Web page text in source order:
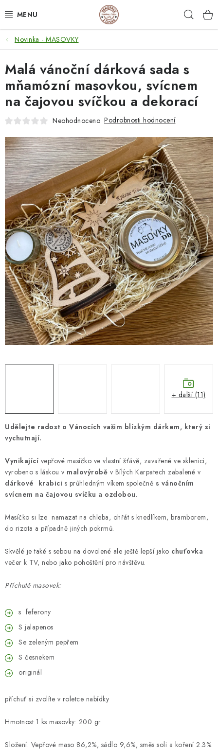
na
NEJPRODÁVANĚJŠÍ
SVATEBNÍ DARY/ DEKORACE 💍
DÁRKOVÉ BOXY A KRABIČKY
DÁRKY K NAROZENINÁM
PERSONALIZOVANÉ DÁRKY ✨
DÁRKY
DŘEVĚNÉ DEKORACE
SEZÓNNÍ DEKORACE
DÁRKY Z LÁSKY
NOVINKY
🔥 AKCE A SLEVY
TIPY NA VÁNOČNÍ DÁRKY
Doprava a platba Obchodní podmínky
Vrácení zboží
Náš příběh
Kontakty
Velkoobchodní spolupráce
Novinka - MASOVKY
Udělejte radost o Vánocích vašim blízkým dárkem, který si
vychutnají.
Vynikající vepřové masíčko ve vlastní šťávě, zavařené ve sklenici,
vyrobeno s láskou v malovýrobě v Bílých Karpatech zabalené v
dárkové krabici s průhledným víkem společně s vánočním
svícnem na čajovou svíčku a ozdobou.
Masíčko si lze namazat na chleba, ohřát s knedlíkem, bramborem,
do rizota a případně jiných pokrmů.
Skvělé je také s sebou na dovolené ale ještě lepší jako chuťovka
večer k TV, nebo jako pohoštění pro návštěvu.
Příchutě masovek:
s feferony
S jalapenos
Se zeleným pepřem
S česnekem
originál
příchuť si zvolíte v roletce nabídky
Hmotnost 1 ks masovky: 200 gr
Složení: Vepřové maso 86,2%, sádlo 9,6%, směs soli a koření 2.3%.
Malá vánoční dárková sada s
mňamózní masovkou, svícnem
na čajovou svíčkou a dekorací
Neohodnoceno Podrobnosti hodnocení
+ další (11)